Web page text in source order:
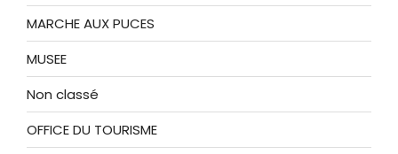
MARCHE AUX PUCES
MUSEE
Non classé
OFFICE DU TOURISME